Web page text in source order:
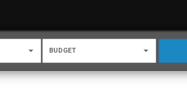
BUDGET